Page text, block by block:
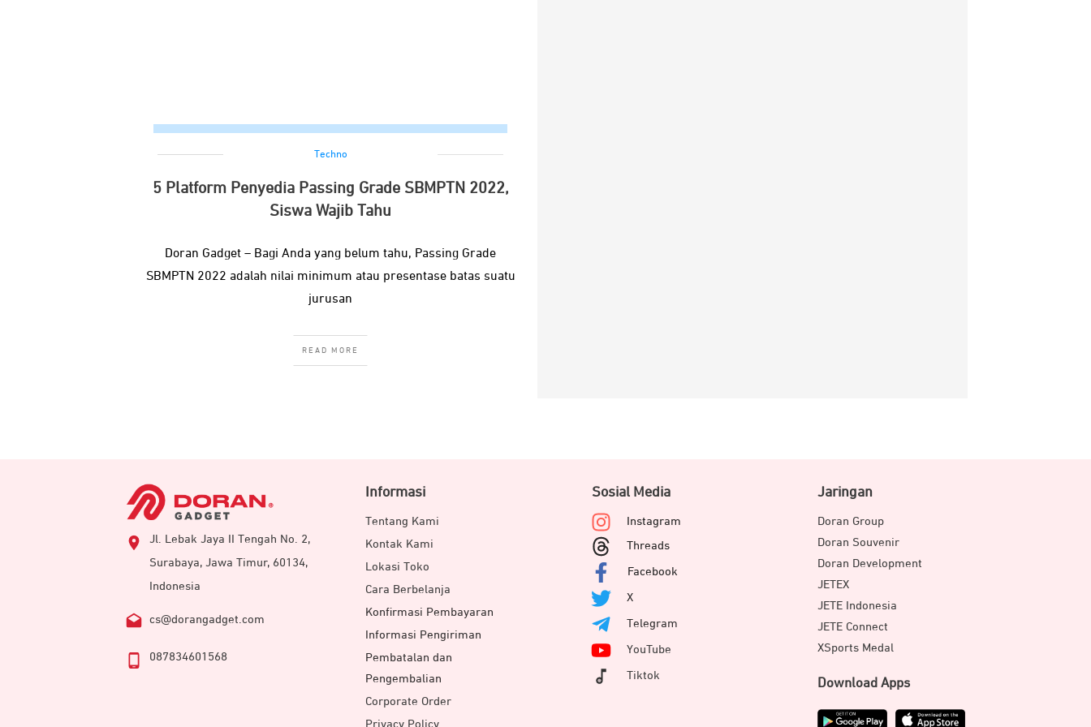
Techno
5 Platform Penyedia Passing Grade SBMPTN 2022,
Siswa Wajib Tahu
Doran Gadget – Bagi Anda yang belum tahu, Passing Grade
SBMPTN 2022 adalah nilai minimum atau presentase batas suatu
jurusan
READ MORE
Jl. Lebak Jaya II Tengah No. 2,
Surabaya, Jawa Timur, 60134,
Indonesia
cs@dorangadget.com
087834601568
Informasi
Tentang Kami
Kontak Kami
Lokasi Toko
Cara Berbelanja
Konfirmasi Pembayaran
Informasi Pengiriman
Pembatalan dan
Pengembalian
Corporate Order
Privacy Policy
Sosial Media
Instagram
Threads
Facebook
X
Telegram
YouTube
Tiktok
Jaringan
Doran Group
Doran Souvenir
Doran Development
JETEX
JETE Indonesia
JETE Connect
XSports Medal
Download Apps